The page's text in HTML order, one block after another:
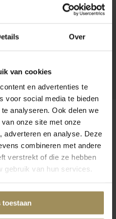
Over
van cookies
en advertenties te
voor social media te bieden
analyseren. Ook delen we
onze site met onze
adverteren en analyse. Deze
combineren met andere
verstrekt of die ze hebben
gebruik van hun services.
toestaan
inspiratie?